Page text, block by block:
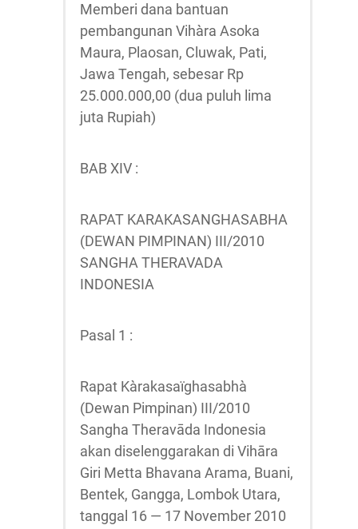
Memberi dana bantuan
pembangunan Vihàra Asoka
Maura, Plaosan, Cluwak, Pati,
Jawa Tengah, sebesar Rp
25.000.000,00 (dua puluh lima
juta Rupiah)
BAB XIV :
RAPAT KARAKASANGHASABHA
(DEWAN PIMPINAN) III/2010
SANGHA THERAVADA
INDONESIA
Pasal 1 :
Rapat Kàrakasaïghasabhà
(Dewan Pimpinan) III/2010
Sangha Theravāda Indonesia
akan diselenggarakan di Vihāra
Giri Metta Bhavana Arama, Buani,
Bentek, Gangga, Lombok Utara,
tanggal 16 — 17 November 2010